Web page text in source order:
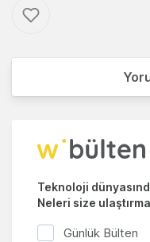
Teknoloji
Neleri size
Günlük Bülten